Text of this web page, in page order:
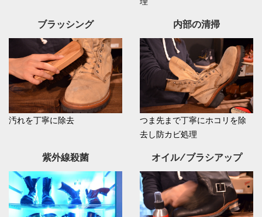
ブラッシング
汚れを丁寧に除去
内部の清掃
つま先まで丁寧にホコリを除
去し防カビ処理
紫外線殺菌 オイル/ブラシアップ